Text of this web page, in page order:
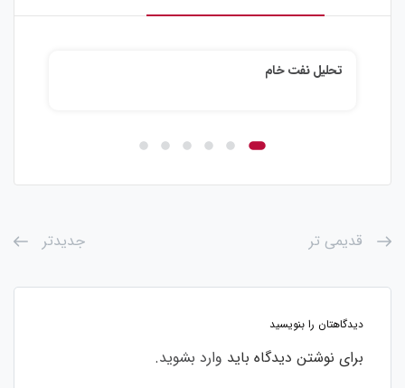
قدیمی تر جدیدتر
دیدگاهتان را بنویسید
برای نوشتن دیدگاه باید وارد بشوید.